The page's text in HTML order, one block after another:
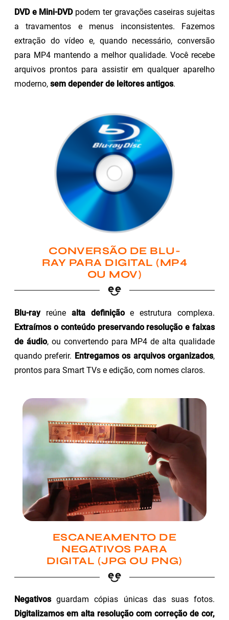
DVD e Mini-DVDpodem ter gravações caseiras sujeitas
a travamentos e menus inconsistentes. Fazemos
extração do vídeo e, quando necessário, conversão
para MP4 mantendo a melhor qualidade. Você recebe
arquivos prontos para assistir em qualquer aparelho
moderno, sem depender de leitores antigos.
CONVERSÃO DE BLU-
RAY PARA DIGITAL (MP4
OU MOV)
Blu-rayreúne alta definiçãoe estrutura complexa.
Extraímos o conteúdo preservando resolução e faixas
de áudio, ou convertendo para MP4 de alta qualidade
quando preferir. Entregamos os arquivos organizados,
prontos para Smart TVs e edição, com nomes claros.
ESCANEAMENTO DE
NEGATIVOS PARA
DIGITAL (JPG OU PNG)
Negativosguardam cópias únicas das suas fotos.
Digitalizamos em alta resolução com correção de cor,